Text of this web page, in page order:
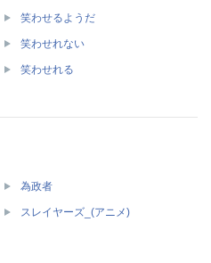
笑わせるようだ
笑わせれない
笑わせれる
為政者
スレイヤーズ_(アニメ)